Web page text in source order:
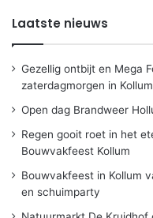
Laatste nieuws
Gezellig ontbijt en Mega
zaterdagmorgen in Kollum
Open dag Brandweer
Regen gooit roet in het
Bouwvakfeest Kollum
Bouwvakfeest in Kollum
en schuimparty